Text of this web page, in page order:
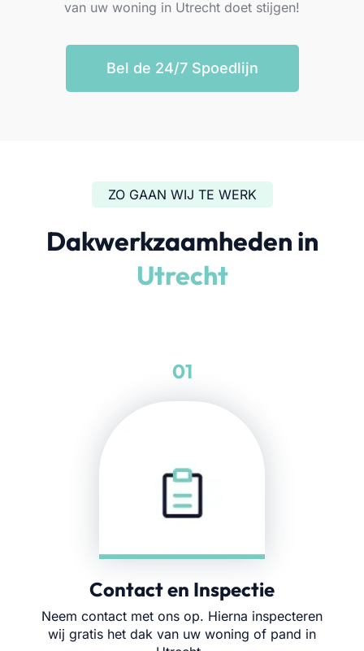
van uw woning in Utrecht doet stijgen!
Bel de 24/7 Spoedlijn
ZO GAAN WIJ TE WERK
Dakwerkzaamheden in
Utrecht
01
Contact en Inspectie
Neem contact met ons op. Hierna inspecteren
wij gratis het dak van uw woning of pand in